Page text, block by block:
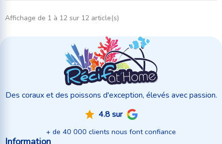
Affichage de 1 à 12 sur 12 article(s)
Des coraux et des poissons d'exception, élevés avec passion.
4.8 sur
+ de 40 000 clients nous font confiance
Information